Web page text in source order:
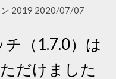
ン 2019 2020/07/07
チ（1.7.0）は
だけました